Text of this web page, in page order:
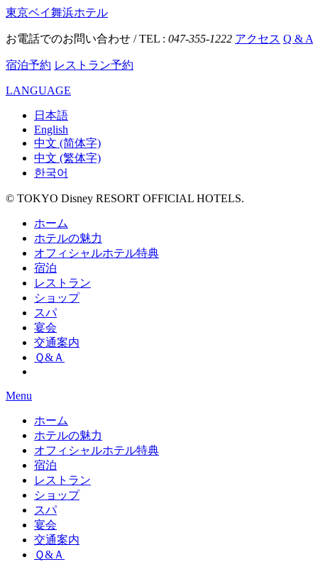
東京ベイ舞浜ホテル
お電話でのお問い合わせ / TEL : 047-355-1222 アクセス Q & A
宿泊予約 レストラン予約
LANGUAGE
日本語
English
中文 (简体字)
中文 (繁体字)
한국어
© TOKYO Disney RESORT OFFICIAL HOTELS.
ホーム
ホテルの魅力
オフィシャルホテル特典
宿泊
レストラン
ショップ
スパ
宴会
交通案内
Ｑ&Ａ
Menu
ホーム
ホテルの魅力
オフィシャルホテル特典
宿泊
レストラン
ショップ
スパ
宴会
交通案内
Ｑ&Ａ